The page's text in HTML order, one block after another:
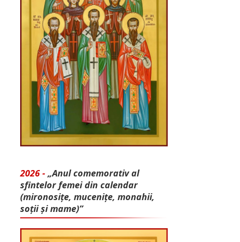
2026 - „Anul comemorativ al
sfintelor femei din calendar
(mironosițe, mu­cenițe, monahii,
soții și mame)”